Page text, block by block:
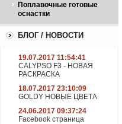
Поплавочные готовые
оснастки
БЛОГ / НОВОСТИ
19.07.2017 11:54:41
CALYPSO F3 - НОВАЯ
РАСКРАСКА
18.07.2017 23:10:09
GOLDY НОВЫЕ ЦВЕТА
24.06.2017 09:37:24
Facebook страница